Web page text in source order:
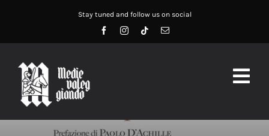
contenuto
Stay tuned and follow us on social
HOME